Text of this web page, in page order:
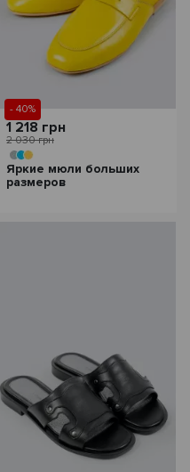
- 40%
1 218 грн
2 030 грн
Яркие мюли больших
размеров